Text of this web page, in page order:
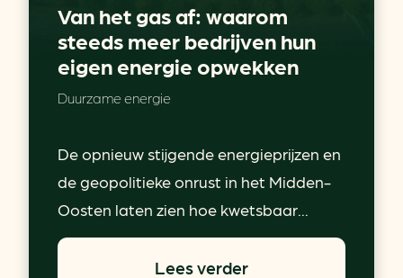
Van het gas af: waarom
steeds meer bedrijven hun
eigen energie opwekken
Duurzame energie
De opnieuw stijgende energieprijzen en
de geopolitieke onrust in het Midden-
Oosten laten zien hoe kwetsbaar...
Lees verder